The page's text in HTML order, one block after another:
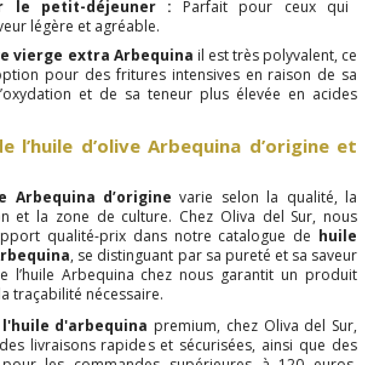
le petit-déjeuner : Parfait pour ceux qui
légère et agréable.
vierge extra Arbequina il est très polyvalent, ce
pour des fritures intensives en raison de sa
et de sa teneur plus élevée en acides
l’huile d’olive Arbequina d’origine et
Arbequina d’origine varie selon la qualité, la
et la zone de culture. Chez Oliva del Sur, nous
qualité-prix dans notre catalogue de huile
, se distinguant par sa pureté et sa saveur
l’huile Arbequina chez nous garantit un produit
traçabilité nécessaire.
d'arbequina premium, chez Oliva del Sur,
livraisons rapides et sécurisées, ainsi que des